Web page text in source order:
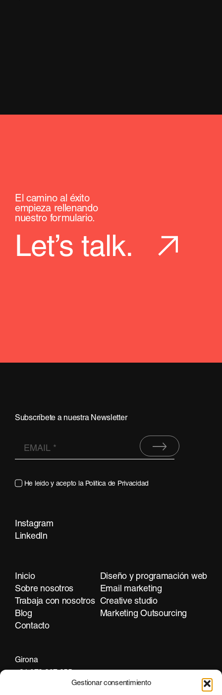
Gestionar consentimiento
El camino al éxito
empieza rellenando
nuestro formulario.
Let’s talk.
Subscríbete a nuestra Newsletter
He leído y acepto la Política de Privacidad
Instagram
LinkedIn
Inicio
Sobre nosotros
Trabaja con nosotros
Blog
Contacto
Diseño y programación web
Email marketing
Creative studio
Marketing Outsourcing
Girona